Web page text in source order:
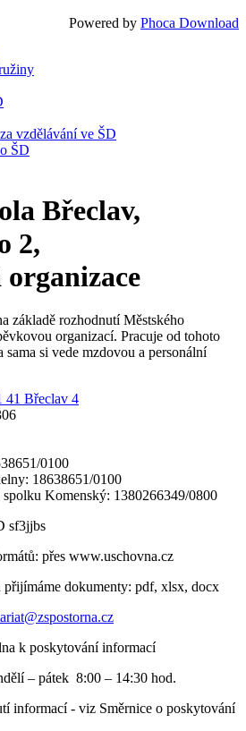
Powered by Phoca Download
vzdělávání ve ŠD
ŠD
Břeclav,
2,
základě rozhodnutí Městského
organizací. Pracuje od tohoto
si vede mzdovou a personální
41 Břeclav 4
0100
18638651/0100
Komenský: 1380266349/0800
sf3jjbs
přes www.uschovna.cz
přijímáme dokumenty: pdf, xlsx, docx
k poskytování informací
– pátek 8:00 – 14:30 hod.
informací - viz Směrnice o poskytování